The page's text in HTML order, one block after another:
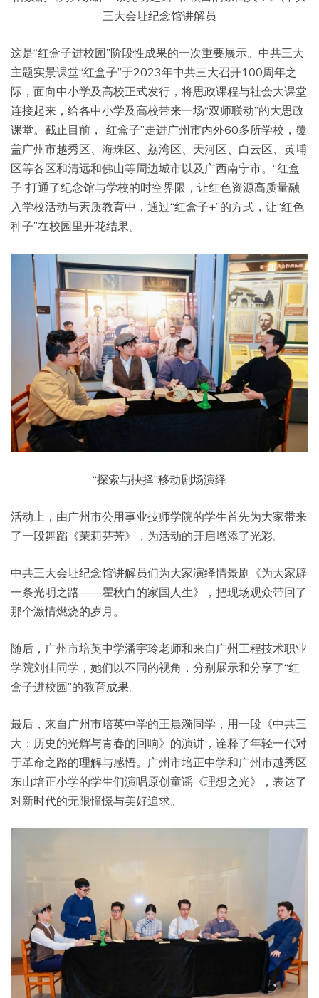
三大会址纪念馆讲解员
这是“红盒子进校园”阶段性成果的一次重要展示。中共三大
主题实景课堂“红盒子”于2023年中共三大召开100周年之
际，面向中小学及高校正式发行，将思政课程与社会大课堂
连接起来，给各中小学及高校带来一场“双师联动”的大思政
课堂。截止目前，“红盒子”走进广州市内外60多所学校，覆
盖广州市越秀区、海珠区、荔湾区、天河区、白云区、黄埔
区等各区和清远和佛山等周边城市以及广西南宁市。“红盒
子”打通了纪念馆与学校的时空界限，让红色资源高质量融
入学校活动与素质教育中，通过“红盒子+”的方式，让“红色
种子”在校园里开花结果。
“探索与抉择”移动剧场演绎
活动上，由广州市公用事业技师学院的学生首先为大家带来
了一段舞蹈《茉莉芬芳》，为活动的开启增添了光彩。
中共三大会址纪念馆讲解员们为大家演绎情景剧《为大家辟
一条光明之路——瞿秋白的家国人生》，把现场观众带回了
那个激情燃烧的岁月。
随后，广州市培英中学潘宇玲老师和来自广州工程技术职业
学院刘佳同学，她们以不同的视角，分别展示和分享了“红
盒子进校园”的教育成果。
最后，来自广州市培英中学的王晨漪同学，用一段《中共三
大：历史的光辉与青春的回响》的演讲，诠释了年轻一代对
于革命之路的理解与感悟。广州市培正中学和广州市越秀区
东山培正小学的学生们演唱原创童谣《理想之光》，表达了
对新时代的无限憧憬与美好追求。